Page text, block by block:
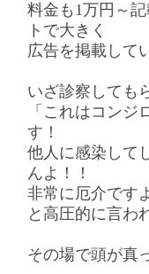
料金も1万円～
トで大きく
広告を掲載して
いざ診察しても
「これはコン
す！
他人に感染して
んよ！！
非常に厄介です
と高圧的に言わ
その場で頭が真